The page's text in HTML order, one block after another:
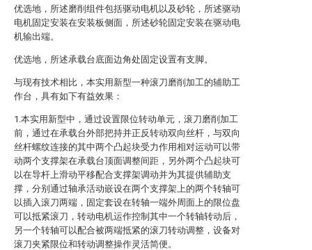
优选地，所述磨削组件包括驱动电机以及砂轮，所述驱动
电机固定安装在安装板侧面，所述砂轮固定安装在驱动电
机输出端。
优选地，所述承载台底面边角处固定设置有支脚。
与现有技术相比，本实用新型一种滚刀磨削加工的辅助工
作台，具有如下有益效果：
1.本实用新型中，通过设置限位转动单元，滚刀磨削加工
前，通过在承载台外部把持并正反转动双向丝杆，与双向
丝杆螺纹连接的其中两个凸起块受力作用相对运动可以带
动两个支撑架在承载台顶面调整间距，另外两个凸起块可
以在导杆上滑动平移配合支撑架调动并为其提供辅助支
撑，分别通过轴承活动嵌设在两个支撑架上的两个转轴可
以插入滚刀两端，固定套设在转轴一端外周面上的限位盘
可以抵紧滚刀，转动电机运作控制其中一个转轴转动后，
另一个转轴可以配合被两端抵紧的滚刀转动调整，设备对
滚刀夹紧限位和转动调整操作灵活简便。